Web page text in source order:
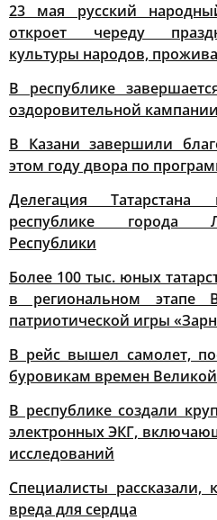
23 мая русский
откроет череду
культуры народов,
В республике
оздоровительной
В Казани завершили
этом году двора по
Делегация
республике города
Республики
Более 100 тыс. юных
в региональном этапе
патриотической игры
В рейс вышел самолет,
буровикам времен
В республике создали
электронных ЭКГ,
исследований
Специалисты рассказали,
вреда для сердца